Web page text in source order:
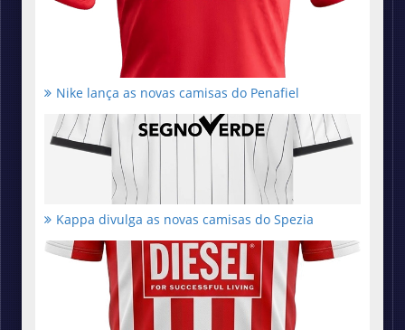
Nike lança as novas camisas do Penafiel
Kappa divulga as novas camisas do Spezia